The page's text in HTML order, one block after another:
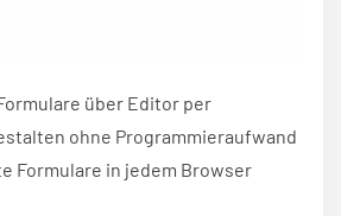
über Editor per
ohne Programmieraufwand
Formulare in jedem Browser